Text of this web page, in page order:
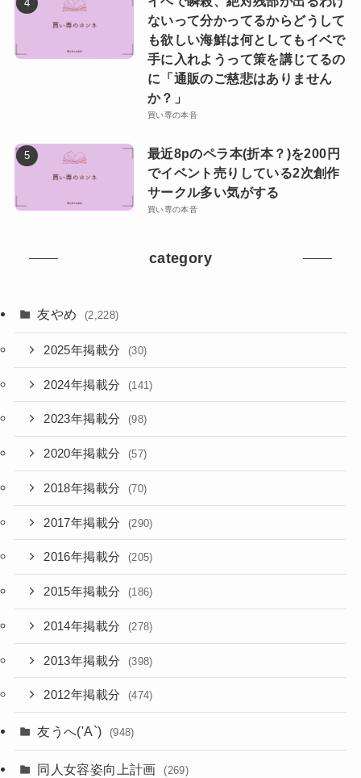
ないって分かってるからどうして
も欲しい海鮮は何としてもイベで
手に入れようって策を講じてるの
に「通販のご慈悲はありません
か？」
買い専の本音
最近8pのペラ本(折本？)を200円
でイベント売りしている2次創作
サークル多い気がする
買い専の本音
category
友やめ (2,228)
2025年掲載分 (30)
2024年掲載分 (141)
2023年掲載分 (98)
2020年掲載分 (57)
2018年掲載分 (70)
2017年掲載分 (290)
2016年掲載分 (205)
2015年掲載分 (186)
2014年掲載分 (278)
2013年掲載分 (398)
2012年掲載分 (474)
友うへ('A`) (948)
同人女容姿向上計画 (269)